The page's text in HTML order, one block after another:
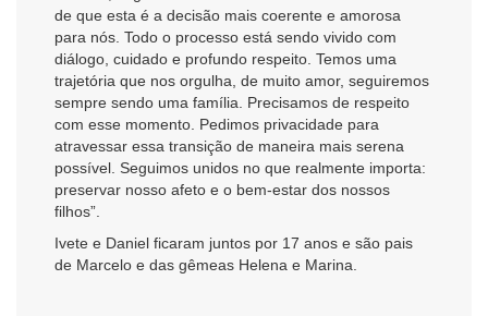
de que esta é a decisão mais coerente e amorosa
para nós. Todo o processo está sendo vivido com
diálogo, cuidado e profundo respeito. Temos uma
trajetória que nos orgulha, de muito amor, seguiremos
sempre sendo uma família. Precisamos de respeito
com esse momento. Pedimos privacidade para
atravessar essa transição de maneira mais serena
possível. Seguimos unidos no que realmente importa:
preservar nosso afeto e o bem-estar dos nossos
filhos”.
Ivete e Daniel ficaram juntos por 17 anos e são pais
de Marcelo e das gêmeas Helena e Marina.